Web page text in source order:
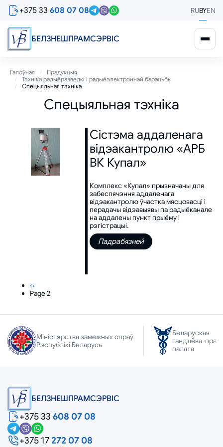
Перайсці
змесціва
+375 33 608 07 08 RUBYEN
БЕЛЗНЕШПРАМСЭРВIС
Breadcrumb
Галоўная
Прадукцыя
Тэхніка радыёразведкі і радыёэлектроннай барацьбы
Спецыяльная тэхніка
Спецыяльная тэхніка
Сістэма аддаленага
відэакантролю «АРБ
ВК Купал»
Комплекс «Купал» прызначаны для
забеспячэння аддаленага
відэакантролю ўчастка мясцовасці і
перадачы відэавыявы па радыёканале
на аддалены пункт прыёму і
рэгістрацыі.
Падрабязней
Pagination
Previous
page
‹‹
Page 2
Міністэрства замежных спраў
Рэспублікі Беларусь
Беларуская
гандлёва-
палата
БЕЛЗНЕШПРАМСЭРВIС
+375 33 608 07 08
+375 17 272 07 08